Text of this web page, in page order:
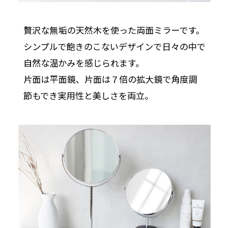
贅沢な無垢の天然木を使った両面ミラーです。
シンプルで飽きのこないデザインで日々の中で
自然な温かみを感じられます。
片面は平面鏡、片面は７倍の拡大鏡で角度調
節もでき実用性と美しさを両立。